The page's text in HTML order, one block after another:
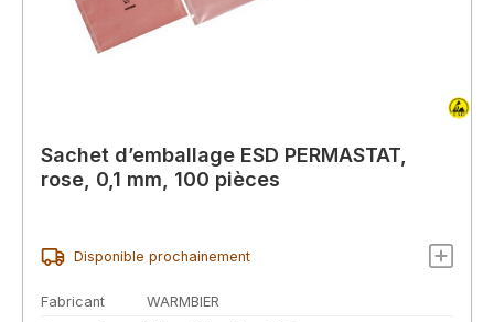
Sachet d’emballage ESD PERMASTAT,
rose, 0,1 mm, 100 pièces
Disponible prochainement
Fabricant
WARMBIER